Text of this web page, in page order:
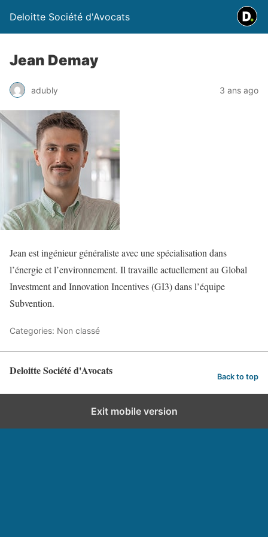
Deloitte Société d'Avocats
Jean Demay
adubly 3 ans ago
Jean est ingénieur généraliste avec une spécialisation dans
l’énergie et l’environnement. Il travaille actuellement au Global
Investment and Innovation Incentives (GI3) dans l’équipe
Subvention.
Categories: Non classé
Deloitte Société d'Avocats Back to top
Exit mobile version